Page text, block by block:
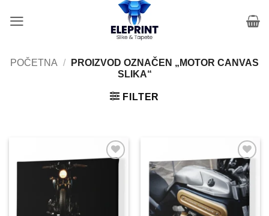
POČETNA /
PROIZVOD OZNAČEN „MOTOR CANVAS
SLIKA“
FILTER
Add to
wishlist